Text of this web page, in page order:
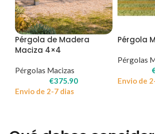
Pérgola de Madera
Maciza 4×4
Pérgolas Macizas
€375.90
Envio de 2-7 dias
Pérgola
Pérgolas
Envio de